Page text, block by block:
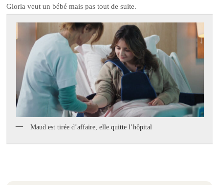
Gloria veut un bébé mais pas tout de suite.
Maud est tirée d’affaire, elle quitte l’hôpital